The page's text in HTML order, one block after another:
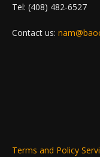
Tel: (408) 482-6527
Contact us:
Terms and Policy